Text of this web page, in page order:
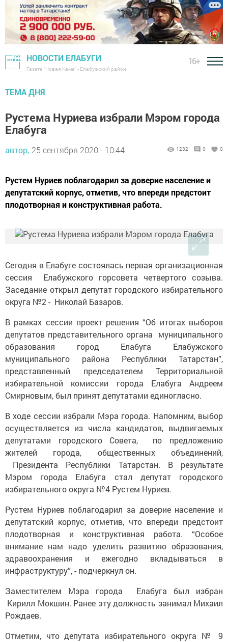
НОВОСТИ ЕЛАБУГИ
Газета "Новая Кама" - Елабужский район
16+
ТЕМА ДНЯ
Рустема Нуриева избрали Мэром города
Елабуга
автор, 25 сентября 2020 - 10:44 1232 0 0
Рустем Нуриев поблагодарил за доверие население и
депутатский корпус, отметив, что впереди предстоит
плодотворная и конструктивная работа.
Сегодня в Елабуге состоялась первая организационная
сессия Елабужского горсовета четвертого созыва.
Заседание открыл депутат городского избирательного
округа №2 - Николай Базаров.
В рамках сессии проект решения “Об итогах выборов
депутатов представительного органа муниципального
образования город Елабуга Елабужского
муниципального района Республики Татарстан”,
представленный председателем Территориальной
избирательной комиссии города Елабуга Андреем
Смирновым, был принят депутатами единогласно.
В ходе сессии избрали Мэра города. Напомним, выбор
осуществляется из числа кандидатов, выдвигаемых
депутатами городского Совета, по предложению
жителей города, общественных объединений,
Президента Республики Татарстан. В результате
Мэром города Елабуга стал депутат городского
избирательного округа №4 Рустем Нуриев.
Рустем Нуриев поблагодарил за доверие население и
депутатский корпус, отметив, что впереди предстоит
плодотворная и конструктивная работа. “Особое
внимание нам надо уделить развитию образования,
здравоохранения и ежегодно вкладываться в
инфраструктуру”, - подчеркнул он.
Заместителем Мэра города Елабуга был избран
Кирилл Мокшин. Ранее эту должность занимал Михаил
Рождаев.
Отметим, что депутата избирательного округа № 9